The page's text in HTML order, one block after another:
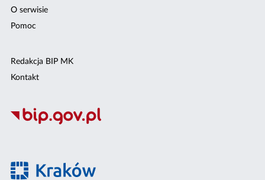
O serwisie
Pomoc
Redakcja BIP MK
Kontakt